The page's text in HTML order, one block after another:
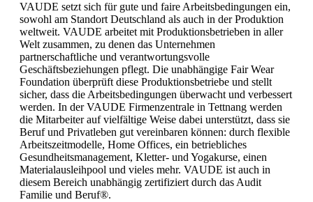
VAUDE setzt sich für gute und faire Arbeitsbedingungen ein,
sowohl am Standort Deutschland als auch in der Produktion
weltweit. VAUDE arbeitet mit Produktionsbetrieben in aller
Welt zusammen, zu denen das Unternehmen
partnerschaftliche und verantwortungsvolle
Geschäftsbeziehungen pflegt. Die unabhängige Fair Wear
Foundation überprüft diese Produktionsbetriebe und stellt
sicher, dass die Arbeitsbedingungen überwacht und verbessert
werden. In der VAUDE Firmenzentrale in Tettnang werden
die Mitarbeiter auf vielfältige Weise dabei unterstützt, dass sie
Beruf und Privatleben gut vereinbaren können: durch flexible
Arbeitszeitmodelle, Home Offices, ein betriebliches
Gesundheitsmanagement, Kletter- und Yogakurse, einen
Materialausleihpool und vieles mehr. VAUDE ist auch in
diesem Bereich unabhängig zertifiziert durch das Audit
Familie und Beruf®.